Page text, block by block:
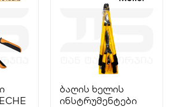
ბაღის ხელის
ინსტრუმენტები